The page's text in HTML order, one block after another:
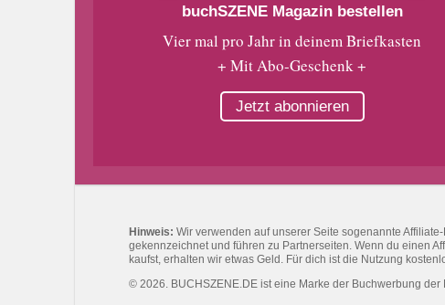
buchSZENE Magazin bestellen
Vier mal pro Jahr in deinem Briefkasten
+ Mit Abo-Geschenk +
Jetzt abonnieren
Hinweis: Wir verwenden auf unserer Seite sogenannte
gekennzeichnet und führen zu Partnerseiten. Wenn du einen
kaufst, erhalten wir etwas Geld. Für dich ist die Nutzung
© 2026. BUCHSZENE.DE ist eine Marke der Buchwerbung der